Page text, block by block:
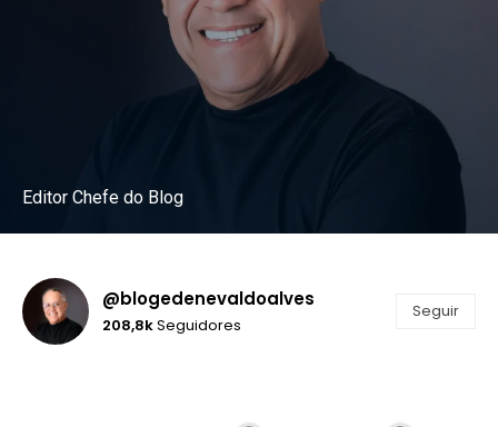
Editor Chefe do Blog
Instagram
@blogedenevaldoalves
208,8kSeguidores
Seguir